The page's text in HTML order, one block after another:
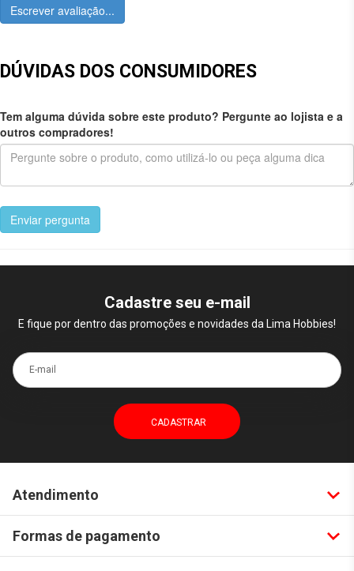
Escrever avaliação...
DÚVIDAS DOS CONSUMIDORES
Tem alguma dúvida sobre este produto? Pergunte ao lojista e a
outros compradores!
Enviar pergunta
Cadastre seu e-mail
E fique por dentro das promoções e novidades da Lima Hobbies!
E-mail
Atendimento
Formas de pagamento